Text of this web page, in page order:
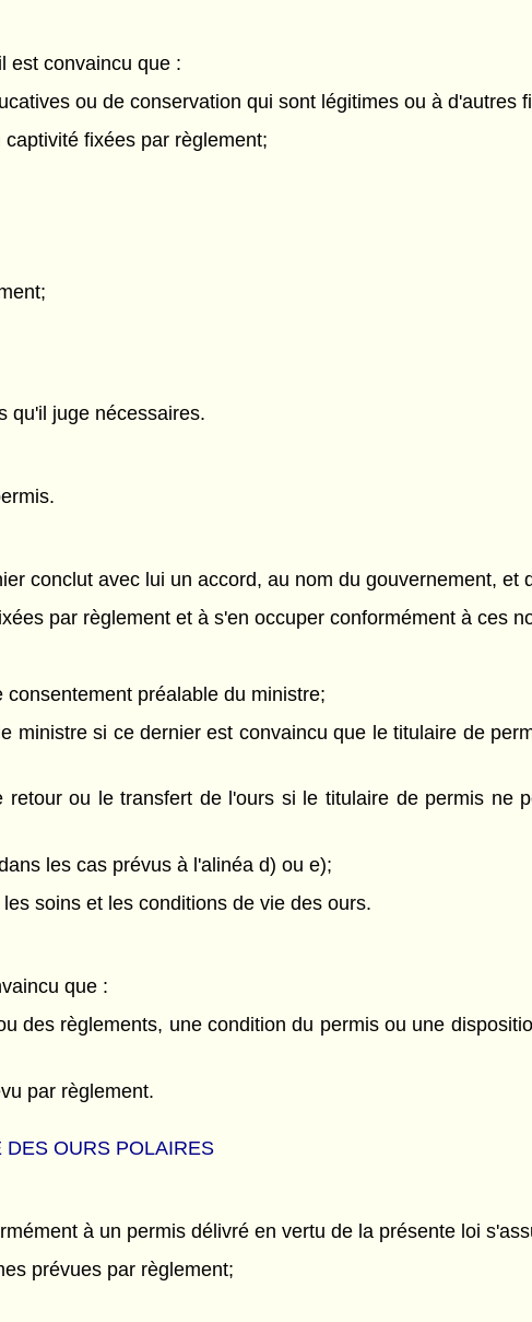
est convaincu que :
ou de conservation qui sont légitimes ou à d'autres
fixées par règlement;
qu'il juge nécessaires.
conclut avec lui un accord, au nom du gouvernement, et
par règlement et à s'en occuper conformément à ces
préalable du ministre;
si ce dernier est convaincu que le titulaire de
ou le transfert de l'ours si le titulaire de permis ne
les cas prévus à l'alinéa d) ou e);
soins et les conditions de vie des ours.
que :
des règlements, une condition du permis ou une
par règlement.
DES OURS POLAIRES
à un permis délivré en vertu de la présente loi
prévues par règlement;